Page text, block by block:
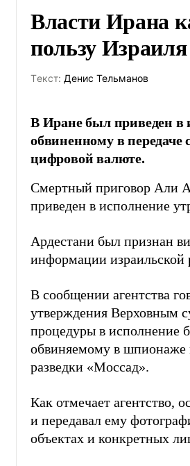
Власти Ирана
пользу Израиля
Tекст: Денис Тельманов
В Иране был приведен в
обвиненному в передаче
цифровой валюте.
Смертный приговор Али
приведен в исполнение
Ардестани был признан
информации израильской
В сообщении агентства
утверждения Верховным
процедуры в исполнение
обвиняемому в шпионаже
разведки «Моссад».
Как отмечает агентство,
и передавал ему
объектах и конкретных